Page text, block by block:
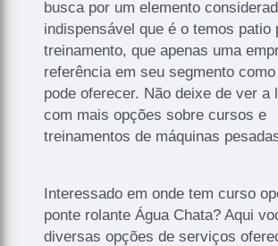
busca por um elemento
indispensável que é o temos patio
treinamento, que apenas uma
referência em seu segmento
pode oferecer. Não deixe de ver a
com mais opções sobre cursos e
treinamentos de máquinas
Interessado em onde tem curso
ponte rolante Água Chata? Aqui
diversas opções de serviços